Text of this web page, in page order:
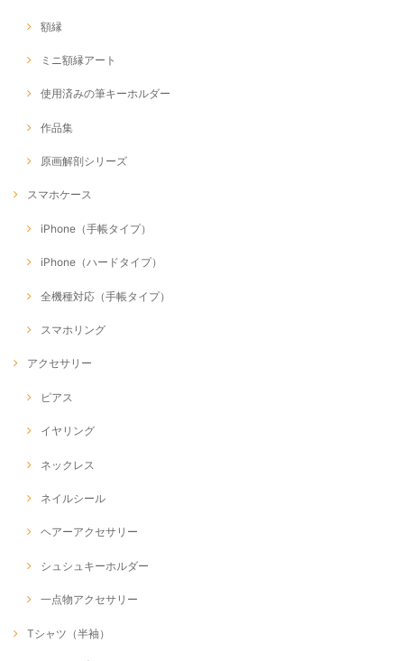
額縁
ミニ額縁アート
使用済みの筆キーホルダー
作品集
原画解剖シリーズ
スマホケース
iPhone（手帳タイプ）
iPhone（ハードタイプ）
全機種対応（手帳タイプ）
スマホリング
アクセサリー
ピアス
イヤリング
ネックレス
ネイルシール
ヘアーアクセサリー
シュシュキーホルダー
一点物アクセサリー
Tシャツ（半袖）